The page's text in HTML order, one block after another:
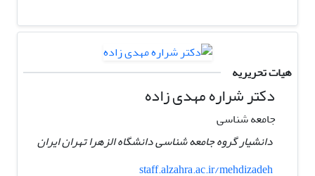
هیات تحریریه
دکتر شراره مهدی زاده
جامعه شناسی
دانشیار گروه جامعه شناسی دانشگاه الزهرا تهران ایران
staff.alzahra.ac.ir/mehdizadeh